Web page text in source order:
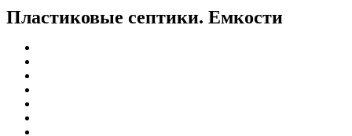
Пластиковые септики. Емкости